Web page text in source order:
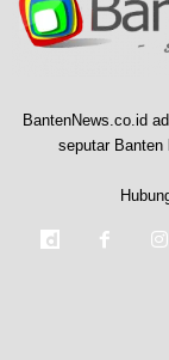
BantenNews.co.id
seputar Banten